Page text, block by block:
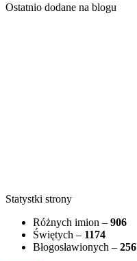
Ostatnio dodane na blogu
Statystki strony
Różnych imion – 906
Świętych – 1174
Błogosławionych – 256